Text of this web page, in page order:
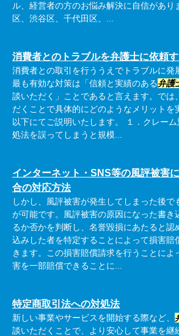
ル、経営者の方のお悩み解決に自信があり
区、渋谷区、千代田区、...
消費者とのトラブルを弁護士に依頼
消費者との取引を行ううえでトラブルに発
最も有効な対策は「信頼と実績のある弁護
談いただく」ことであると言えます。では、
だくことで具体的にどのようなメリットを
以下にてご説明いたします。 １．クレー
処法を誤ってしまうと規模...
インターネット・SNS等の風評被害
合の対応方法
しかし、風評被害が発生してしまった後で
が可能です。風評被害の原因になった書き
るか否かを判断し、名誉毀損にあたると認
込みした者を特定することによって損害賠
きます。この損害賠償請求を行うことによ
害を一部賠償できることに...
特定商取引法への対処法
新しい事業やサービスを開始する際など、
談いただくことで、より安心して事業を継